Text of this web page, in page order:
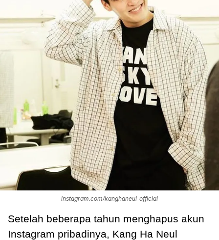
instagram.com/kanghaneul_official
Setelah beberapa tahun menghapus akun
Instagram pribadinya, Kang Ha Neul